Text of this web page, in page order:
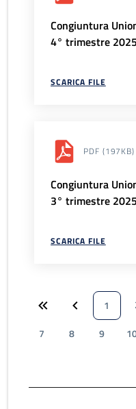
Congiuntura
4° trimestre 2025
SCARICA FILE
PDF (197KB)
Congiuntura
3° trimestre 2025
SCARICA FILE
1
7
8 9